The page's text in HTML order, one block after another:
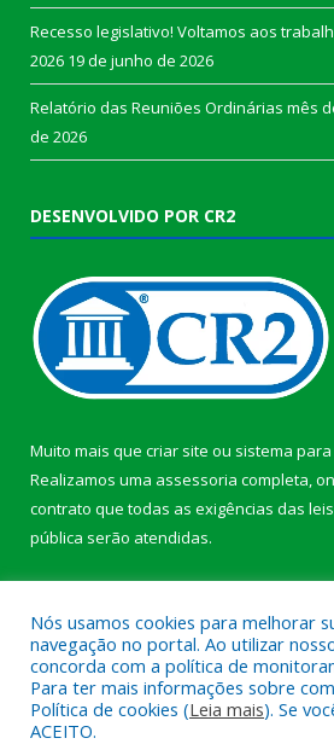
Recesso legislativo! Voltamos aos
2026 19 de junho de 2026
Relatório das Reuniões Ordinárias mês
de 2026
DESENVOLVIDO POR CR2
Muito mais que criar site ou sistema
Realizamos uma assessoria completa,
contrato que todas as exigências das
pública serão atendidas.
Todos os direitos reservados a
Nós usamos cookies para melhorar
navegação no portal. Ao utilizar
concorda com a política de
Para ter mais informações sobre
Política de cookies (Leia mais). Se
ACEITO.